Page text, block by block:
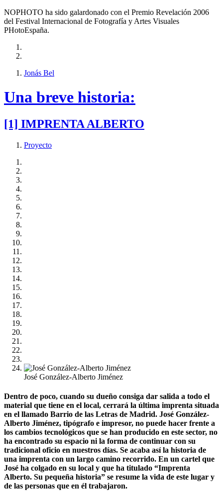
NOPHOTO ha sido galardonado con el Premio Revelación 2006
del Festival Internacional de Fotografía y Artes Visuales
PHotoEspaña.
Jonás Bel
Una breve historia:
[1] IMPRENTA ALBERTO
Proyecto
José González-Alberto Jiménez
Dentro de poco, cuando su dueño consiga dar salida a todo el
material que tiene en el local, cerrará la última imprenta situada
en el llamado Barrio de las Letras de Madrid. José González-
Alberto Jiménez, tipógrafo e impresor, no puede hacer frente a
los cambios tecnológicos que se han producido en este sector, no
ha encontrado su espacio ni la forma de continuar con su
tradicional oficio en nuestros días. Se acaba así la historia de
una imprenta con un largo camino recorrido. En un cartel que
José ha colgado en su local y que ha titulado “Imprenta
Alberto. Su pequeña historia” se resume la vida de este lugar y
de las personas que en él trabajaron.